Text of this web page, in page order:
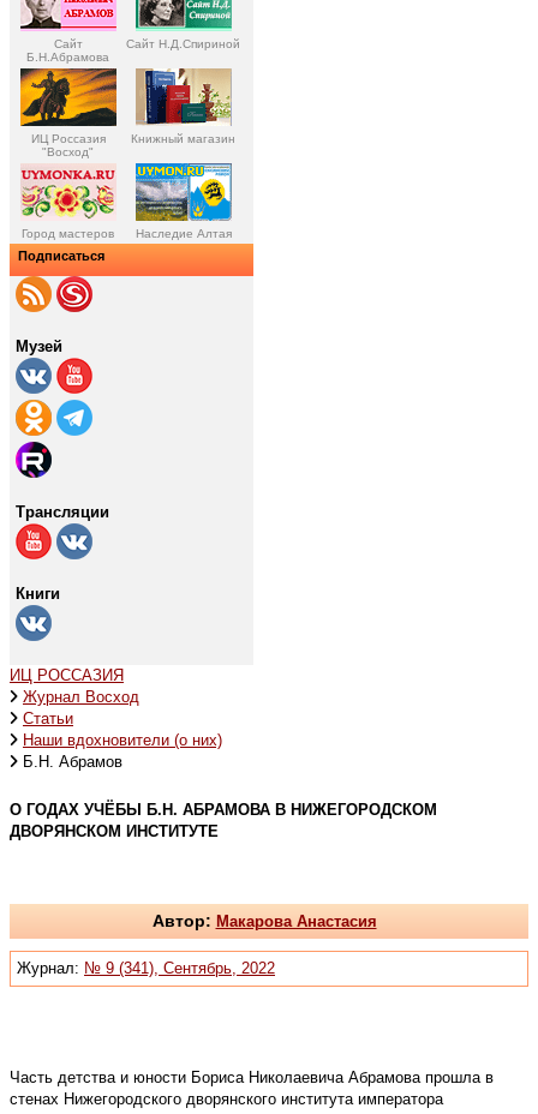
Сайт
Б.Н.Абрамова
Сайт Н.Д.Спириной
ИЦ Россазия
"Восход"
Книжный магазин
Город мастеров Наследие Алтая
Подписаться
Музей
Трансляции
Книги
ИЦ РОССАЗИЯ
Журнал Восход
Статьи
Наши вдохновители (о них)
Б.Н. Абрамов
О ГОДАХ УЧЁБЫ Б.Н. АБРАМОВА В НИЖЕГОРОДСКОМ
ДВОРЯНСКОМ ИНСТИТУТЕ
Автор: Макарова Анастасия
Журнал: № 9 (341), Сентябрь, 2022
Часть детства и юности Бориса Николаевича Абрамова прошла в
стенах Нижегородского дворянского института императора